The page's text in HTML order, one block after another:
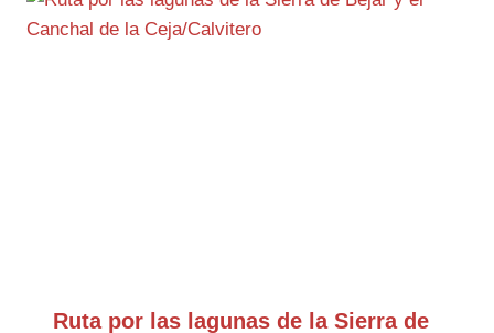
Ruta por las lagunas de la Sierra de